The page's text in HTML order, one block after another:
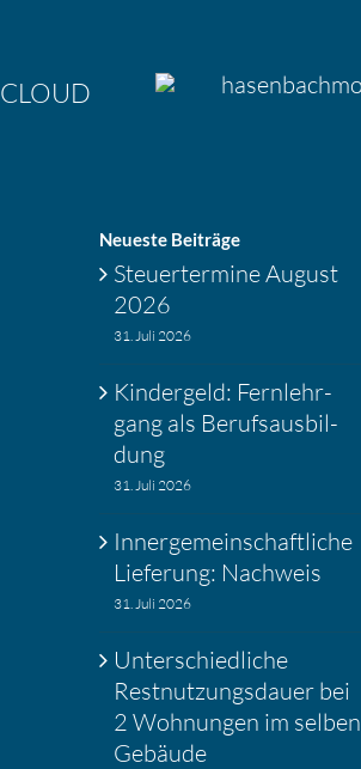
CLOUD
Neueste Beiträge
Steuer­ter­mine August
2026
31. Juli 2026
Kinder­geld: Fernlehr­
gang als Berufs­aus­bil­
dung
31. Juli 2026
Inner­ge­mein­schaft­liche
Liefe­rung: Nachweis
31. Juli 2026
Unter­schied­liche
Restnut­zungs­dauer bei
2 Wohnungen im selben
Gebäude